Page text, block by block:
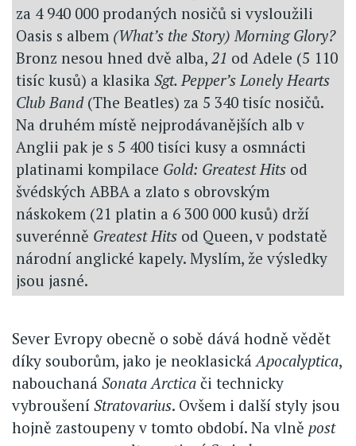
za 4 940 000 prodaných nosičů si vysloužili
Oasis s albem (What’s the Story) Morning Glory?
Bronz nesou hned dvě alba, 21 od Adele (5 110
tisíc kusů) a klasika Sgt. Pepper’s Lonely Hearts
Club Band(The Beatles) za 5 340 tisíc nosičů.
Na druhém místě nejprodávanějších alb v
Anglii pak je s 5 400 tisíci kusy a osmnácti
platinami kompilace Gold: Greatest Hits od
švédských ABBA a zlato s obrovským
náskokem (21 platin a 6 300 000 kusů) drží
suverénně Greatest Hits od Queen, v podstatě
národní anglické kapely. Myslím, že výsledky
jsou jasné.
Sever Evropy obecně o sobě dává hodně vědět
díky souborům, jako je neoklasická Apocalyptica,
nabouchaná Sonata Arctica či technicky
vybroušení Stratovarius. Ovšem i další styly jsou
hojně zastoupeny v tomto období. Na vlně post